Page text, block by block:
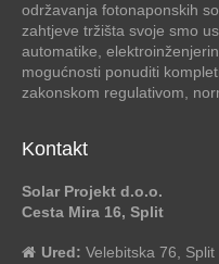
održavanja fotonaponskih
zahtjeve tržišta svoje smo
automatike,
mogućnosti ponuditi
zakonskom regulativom,
Kontakt
Solar Projekt d.o.o.
Cesta Mira 16, Split
Ured: Velebitska 76, Split